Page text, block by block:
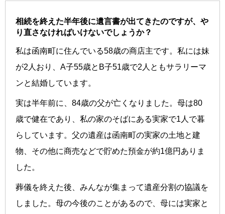
相続を終えた半年後に遺言書が出てきたのですが、や
り直さなければいけないでしょうか？
私は函南町に住んでいる58歳の商店主です。私には妹
が2人おり、A子55歳とB子51歳で2人ともサラリーマ
ンと結婚しています。
実は半年前に、84歳の父が亡くなりました。母は80
歳で健在であり、私の家のそばにある実家で1人で暮
らしています。父の遺産は函南町の実家の土地と建
物、その他に商売などで貯めた預金が約1億円ありま
した。
葬儀を終えた後、みんなが集まって遺産分割の協議を
しました。母の今後のことがあるので、母には実家と